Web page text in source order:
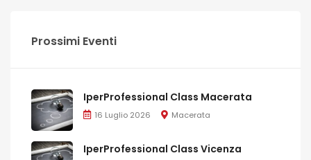
Prossimi Eventi
IperProfessional Class Macerata
16 Luglio 2026 Macerata
IperProfessional Class Vicenza